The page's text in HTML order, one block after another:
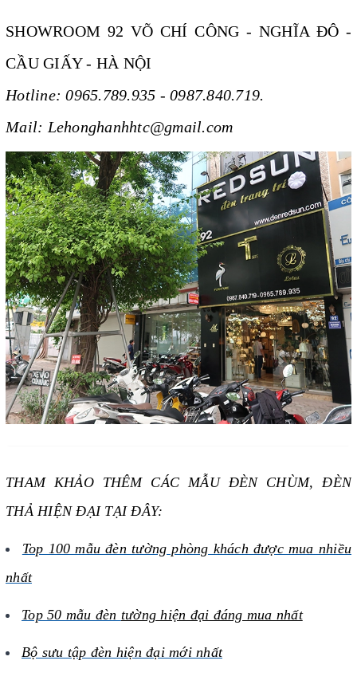
SHOWROOM 92 VÕ CHÍ CÔNG - NGHĨA ĐÔ -
CẦU GIẤY - HÀ NỘI
Hotline: 0965.789.935 - 0987.840.719.
Mail: Lehonghanhhtc@gmail.com
THAM KHẢO THÊM CÁC MẪU ĐÈN CHÙM, ĐÈN
THẢ HIỆN ĐẠI TẠI ĐÂY:
Top 100 mẫu đèn tường phòng khách được mua nhiều
nhất
Top 50 mẫu đèn tường hiện đại đáng mua nhất
Bộ sưu tập đèn hiện đại mới nhất